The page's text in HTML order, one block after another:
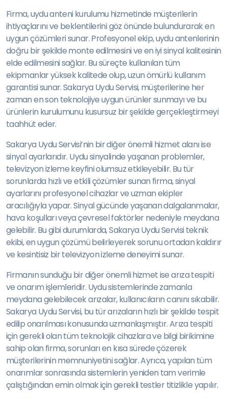
Firma, uydu anteni kurulumu hizmetinde müşterilerin
ihtiyaçlarını ve beklentilerini göz önünde bulundurarak en
uygun çözümleri sunar. Profesyonel ekip, uydu antenlerinin
doğru bir şekilde monte edilmesini ve en iyi sinyal kalitesinin
elde edilmesini sağlar. Bu süreçte kullanılan tüm
ekipmanlar yüksek kalitede olup, uzun ömürlü kullanım
garantisi sunar. Sakarya Uydu Servisi, müşterilerine her
zaman en son teknolojiye uygun ürünler sunmayı ve bu
ürünlerin kurulumunu kusursuz bir şekilde gerçekleştirmeyi
taahhüt eder.
Sakarya Uydu Servisi’nin bir diğer önemli hizmet alanı ise
sinyal ayarlarıdır. Uydu sinyalinde yaşanan problemler,
televizyon izleme keyfini olumsuz etkileyebilir. Bu tür
sorunlarda hızlı ve etkili çözümler sunan firma, sinyal
ayarlarını profesyonel cihazlar ve uzman ekipler
aracılığıyla yapar. Sinyal gücünde yaşanan dalgalanmalar,
hava koşulları veya çevresel faktörler nedeniyle meydana
gelebilir. Bu gibi durumlarda, Sakarya Uydu Servisi teknik
ekibi, en uygun çözümü belirleyerek sorunu ortadan kaldırır
ve kesintisiz bir televizyon izleme deneyimi sunar.
Firmanın sunduğu bir diğer önemli hizmet ise arıza tespiti
ve onarım işlemleridir. Uydu sistemlerinde zamanla
meydana gelebilecek arızalar, kullanıcıların canını sıkabilir.
Sakarya Uydu Servisi, bu tür arızaların hızlı bir şekilde tespit
edilip onarılması konusunda uzmanlaşmıştır. Arıza tespiti
için gerekli olan tüm teknolojik cihazlara ve bilgi birikimine
sahip olan firma, sorunları en kısa sürede çözerek
müşterilerinin memnuniyetini sağlar. Ayrıca, yapılan tüm
onarımlar sonrasında sistemlerin yeniden tam verimle
çalıştığından emin olmak için gerekli testler titizlikle yapılır.